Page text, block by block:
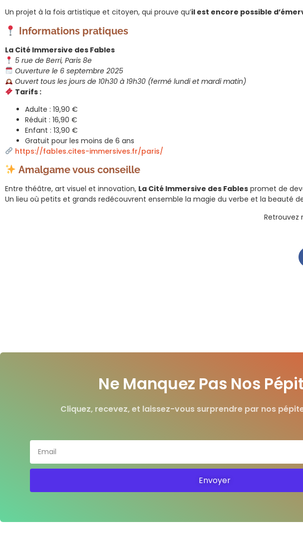
Un projet à la fois artistique et citoyen, qui prouve qu’il est encore possible
Informations pratiques
La Cité Immersive des Fables
5 rue de Berri, Paris 8e
Ouverture le 6 septembre 2025
Ouvert tous les jours de 10h30 à 19h30 (fermé lundi et mardi matin)
Tarifs :
Adulte : 19,90 €
Réduit : 16,90 €
Enfant : 13,90 €
Gratuit pour les moins de 6 ans
https://fables.cites-immersives.fr/paris/
Amalgame vous conseille
Entre théâtre, art visuel et innovation, La Cité Immersive des Fables promet de
Un lieu où petits et grands redécouvrent ensemble la magie du verbe et la beauté
Retrouvez
Ne Manquez Pas Nos
Cliquez, recevez, et laissez-vous surprendre par nos
Envoyer